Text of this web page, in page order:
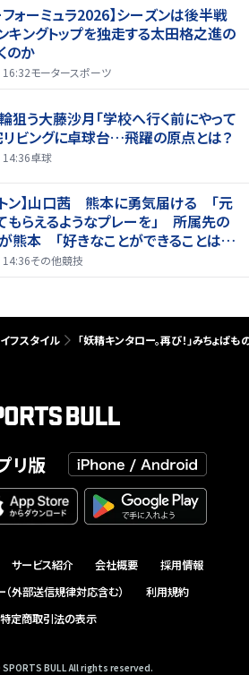
フォーミュラ2026】シーズンは後半戦
ングトップを独走する太田格之進の
のか
モータースポーツ
輪狙う大藤沙月「学校へ行く前にやって
リビングに卓球台…飛躍の原点とは？
卓球
トン】山口茜 熊本に勇気届ける 「元
もらえるようなプレーを」 所属先の
熊本 「好きなことができることは当
い」その他競技
フスタイル 「妖精キンタロー。再び！」みちょぱ
リ版
サービス紹介 会社概要
採用情報
（外部送信規律対応含む）
利用規約
特定商取引法の表示
BULL All rights reserved.